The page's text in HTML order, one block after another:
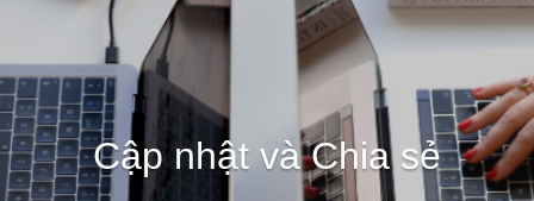
Cập nhật và Chia sẻ